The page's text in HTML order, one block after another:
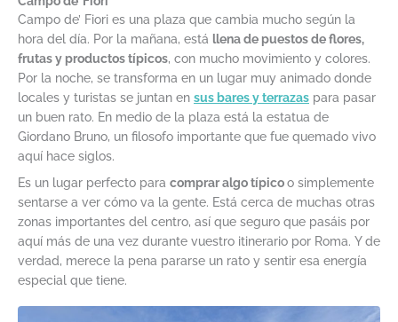
Campo de’ Fiori es una plaza que cambia mucho según la
hora del día. Por la mañana, está llena de puestos de flores,
frutas y productos típicos, con mucho movimiento y colores.
Por la noche, se transforma en un lugar muy animado donde
locales y turistas se juntan en sus bares y terrazas para pasar
un buen rato. En medio de la plaza está la estatua de
Giordano Bruno, un filosofo importante que fue quemado vivo
aquí hace siglos.
Es un lugar perfecto para comprar algo típicoo simplemente
sentarse a ver cómo va la gente. Está cerca de muchas otras
zonas importantes del centro, así que seguro que pasáis por
aquí más de una vez durante vuestro itinerario por Roma. Y de
verdad, merece la pena pararse un rato y sentir esa energía
especial que tiene.